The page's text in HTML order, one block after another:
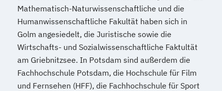
Mathematisch-Naturwissenschaftliche und die
Humanwissenschaftliche Fakultät haben sich in
Golm angesiedelt, die Juristische sowie die
Wirtschafts- und Sozialwissenschaftliche Faktultät
am Griebnitzsee. In Potsdam sind außerdem die
Fachhochschule Potsdam, die Hochschule für Film
und Fernsehen (HFF), die Fachhochschule für Sport